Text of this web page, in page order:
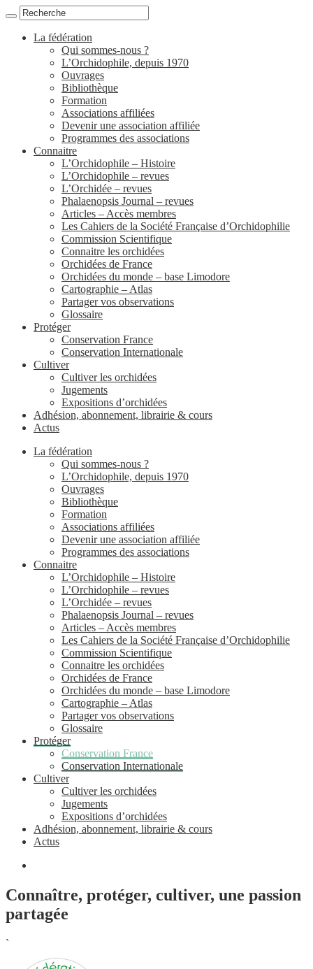
La fédération
Qui sommes-nous ?
L’Orchidophile, depuis 1970
Ouvrages
Bibliothèque
Formation
Associations affiliées
Devenir une association affiliée
Programmes des associations
Connaitre
L’Orchidophile – Histoire
L’Orchidophile – revues
L’Orchidée – revues
Phalaenopsis Journal – revues
Articles – Accès membres
Les Cahiers de la Société Française d’Orchidophilie
Commission Scientifique
Connaitre les orchidées
Orchidées de France
Orchidées du monde – base Limodore
Cartographie – Atlas
Partager vos observations
Glossaire
Protéger
Conservation France
Conservation Internationale
Cultiver
Cultiver les orchidées
Jugements
Expositions d’orchidées
Adhésion, abonnement, librairie & cours
Actus
La fédération
Qui sommes-nous ?
L’Orchidophile, depuis 1970
Ouvrages
Bibliothèque
Formation
Associations affiliées
Devenir une association affiliée
Programmes des associations
Connaitre
L’Orchidophile – Histoire
L’Orchidophile – revues
L’Orchidée – revues
Phalaenopsis Journal – revues
Articles – Accès membres
Les Cahiers de la Société Française d’Orchidophilie
Commission Scientifique
Connaitre les orchidées
Orchidées de France
Orchidées du monde – base Limodore
Cartographie – Atlas
Partager vos observations
Glossaire
Protéger
Conservation France
Conservation Internationale
Cultiver
Cultiver les orchidées
Jugements
Expositions d’orchidées
Adhésion, abonnement, librairie & cours
Actus
Connaître, protéger, cultiver, une passion
partagée
`